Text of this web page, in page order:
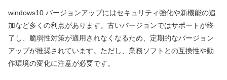
windows10 バージョンアップにはセキュリティ強化や新機能の追
加など多くの利点があります。古いバージョンではサポートが終
了し、脆弱性対策が適用されなくなるため、定期的なバージョン
アップが推奨されています。ただし、業務ソフトとの互換性や動
作環境の変化に注意が必要です。